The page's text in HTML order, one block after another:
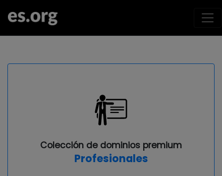
Colección de dominios premium
Profesionales